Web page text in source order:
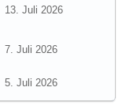
13. Juli 2026
7. Juli 2026
5. Juli 2026